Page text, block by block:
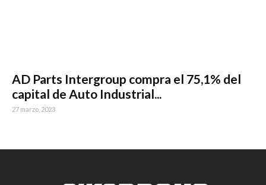
AD Parts Intergroup compra el 75,1% del
capital de Auto Industrial...
27 marzo, 2023